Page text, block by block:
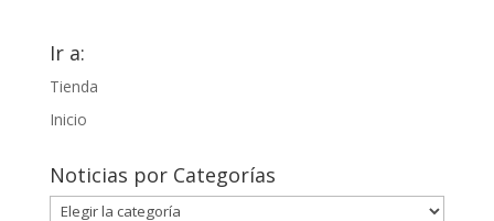
Ir a:
Tienda
Inicio
Noticias por Categorías
Noticias